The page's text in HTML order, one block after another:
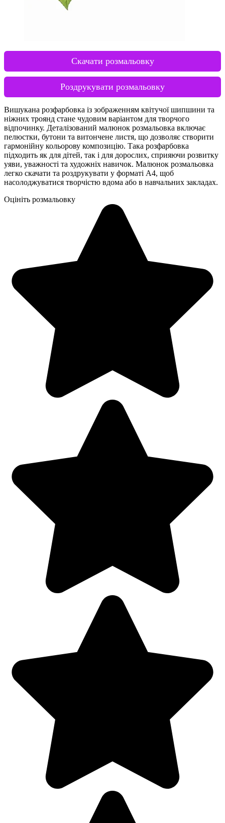
Скачати розмальовку
Роздрукувати розмальовку
Вишукана розфарбовка із зображенням квітучої шипшини та
ніжних троянд стане чудовим варіантом для творчого
відпочинку. Деталізований малюнок розмальовка включає
пелюстки, бутони та витончене листя, що дозволяє створити
гармонійну кольорову композицію. Така розфарбовка
підходить як для дітей, так і для дорослих, сприяючи розвитку
уяви, уважності та художніх навичок. Малюнок розмальовка
легко скачати та роздрукувати у форматі А4, щоб
насолоджуватися творчістю вдома або в навчальних закладах.
Оцініть розмальовку